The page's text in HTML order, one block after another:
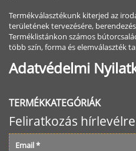
Termékválasztékunk kiterjed az
területének tervezésére,
Terméklistánkon számos
több szín, forma és elemválaszték
Adatvédelmi
TERMÉKKATEGÓRIÁK
Feliratkozás
Email*